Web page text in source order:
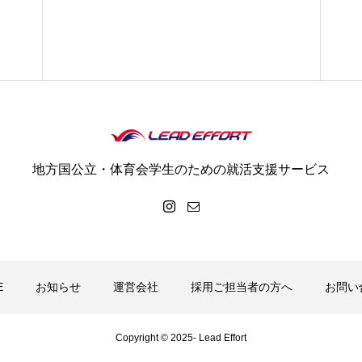
地方国公立・体育会学生のための就活支援サービス
お知らせ 運営会社 採用ご担当者の方へ お問い
Copyright © 2025- Lead Effort